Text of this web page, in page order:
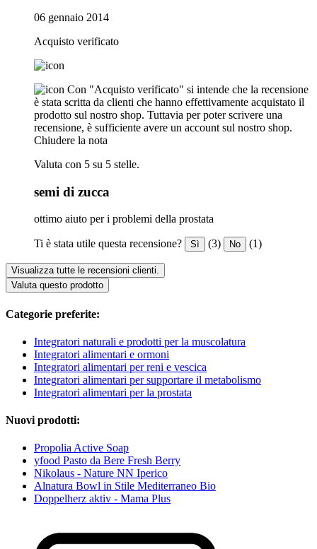
06 gennaio 2014
Acquisto verificato
Con "Acquisto verificato" si intende che la recensione
è stata scritta da clienti che hanno effettivamente acquistato il
prodotto sul nostro shop. Tuttavia per poter scrivere una
recensione, è sufficiente avere un account sul nostro shop.
Chiudere la nota
Valuta con 5 su 5 stelle.
semi di zucca
ottimo aiuto per i problemi della prostata
Ti è stata utile questa recensione? Sì (3) No (1)
Visualizza tutte le recensioni clienti.
Valuta questo prodotto
Categorie preferite:
Integratori naturali e prodotti per la muscolatura
Integratori alimentari e ormoni
Integratori alimentari per reni e vescica
Integratori alimentari per supportare il metabolismo
Integratori alimentari per la prostata
Nuovi prodotti:
Propolia Active Soap
yfood Pasto da Bere Fresh Berry
Nikolaus - Nature NN Iperico
Alnatura Bowl in Stile Mediterraneo Bio
Doppelherz aktiv - Mama Plus